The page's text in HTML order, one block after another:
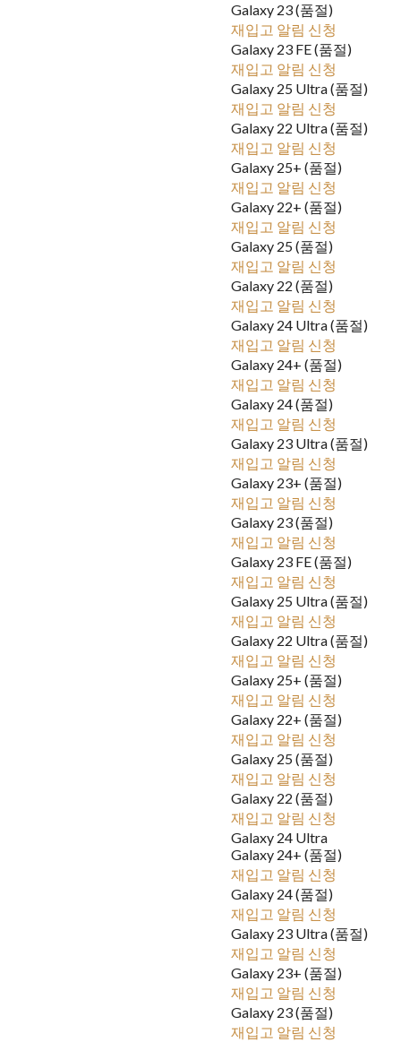
Galaxy 23 (품절)
재입고 알림 신청
Galaxy 23 FE (품절)
재입고 알림 신청
Galaxy 25 Ultra (품절)
재입고 알림 신청
Galaxy 22 Ultra (품절)
재입고 알림 신청
Galaxy 25+ (품절)
재입고 알림 신청
Galaxy 22+ (품절)
재입고 알림 신청
Galaxy 25 (품절)
재입고 알림 신청
Galaxy 22 (품절)
재입고 알림 신청
Galaxy 24 Ultra (품절)
재입고 알림 신청
Galaxy 24+ (품절)
재입고 알림 신청
Galaxy 24 (품절)
재입고 알림 신청
Galaxy 23 Ultra (품절)
재입고 알림 신청
Galaxy 23+ (품절)
재입고 알림 신청
Galaxy 23 (품절)
재입고 알림 신청
Galaxy 23 FE (품절)
재입고 알림 신청
Galaxy 25 Ultra (품절)
재입고 알림 신청
Galaxy 22 Ultra (품절)
재입고 알림 신청
Galaxy 25+ (품절)
재입고 알림 신청
Galaxy 22+ (품절)
재입고 알림 신청
Galaxy 25 (품절)
재입고 알림 신청
Galaxy 22 (품절)
재입고 알림 신청
Galaxy 24 Ultra
Galaxy 24+ (품절)
재입고 알림 신청
Galaxy 24 (품절)
재입고 알림 신청
Galaxy 23 Ultra (품절)
재입고 알림 신청
Galaxy 23+ (품절)
재입고 알림 신청
Galaxy 23 (품절)
재입고 알림 신청